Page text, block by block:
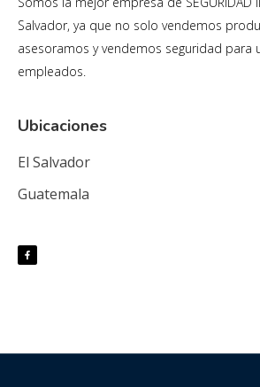
Salvador, ya que no solo vendemos
asesoramos y vendemos seguridad para
empleados.
Ubicaciones
El Salvador
Guatemala